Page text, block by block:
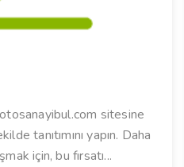
sitesine
tanıtımını yapın. Daha
için, bu fırsatı...